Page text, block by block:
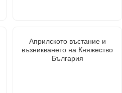
Априлското въстание и
възникването на Княжество
България